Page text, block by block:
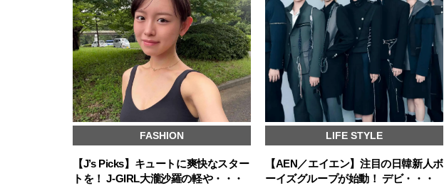
FASHION
【J’s Picks】キュートに爽快なスター
トを！ J-GIRL大瀧沙羅の軽や・・・
LIFE STYLE
【AEN／エイエン】注目の日韓新人ボ
ーイズグループが始動！ デビ・・・